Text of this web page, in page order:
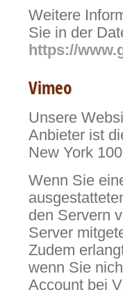
Weitere
Sie in der
https://
Vimeo
Unsere
Anbieter ist
New York
Wenn Sie
den Servern
Server
Zudem
wenn Sie
Account bei